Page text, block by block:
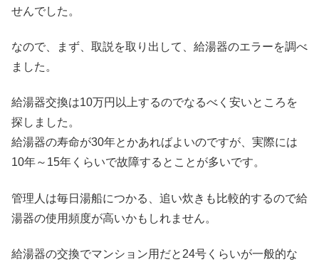
せんでした。
なので、まず、取説を取り出して、給湯器のエラーを調べ
ました。
給湯器交換は10万円以上するのでなるべく安いところを
探しました。
給湯器の寿命が30年とかあればよいのですが、実際には
10年～15年くらいで故障するとことが多いです。
管理人は毎日湯船につかる、追い炊きも比較的するので給
湯器の使用頻度が高いかもしれません。
給湯器の交換でマンション用だと24号くらいが一般的な